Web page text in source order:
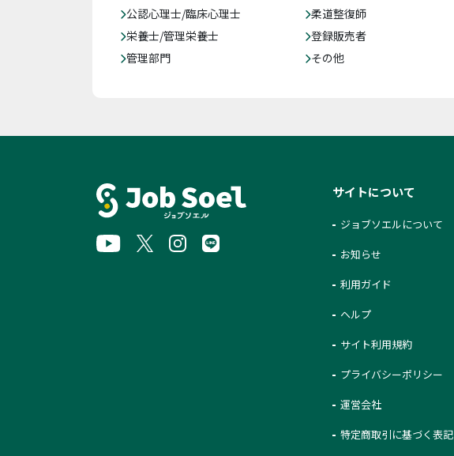
公認心理士/臨床心理士
柔道整復師
栄養士/管理栄養士
登録販売者
管理部門
その他
サイトについて
ジョブソエルについて
お知らせ
利用ガイド
ヘルプ
サイト利用規約
プライバシーポリシー
運営会社
特定商取引に基づく表記